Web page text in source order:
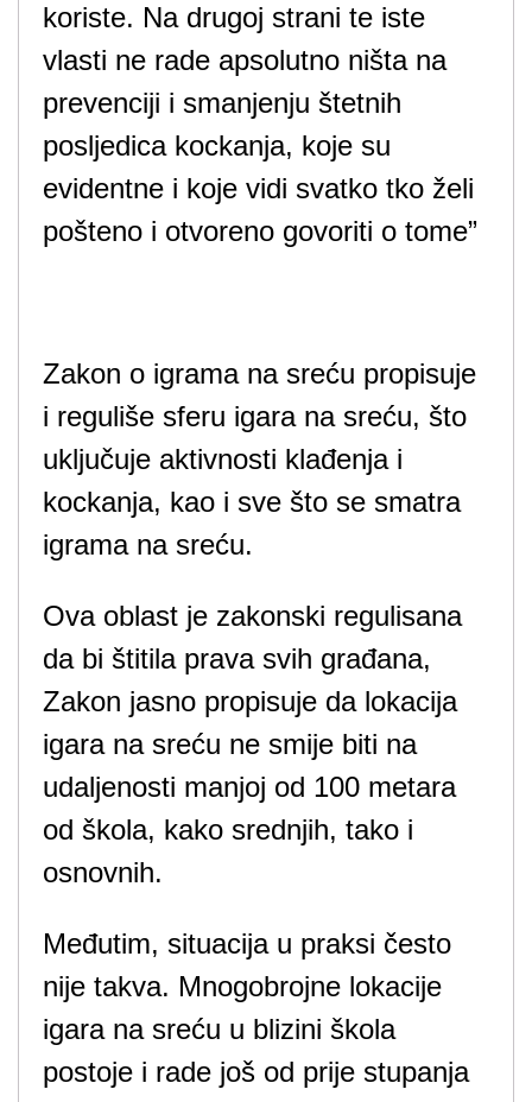
koriste. Na drugoj strani te iste
vlasti ne rade apsolutno ništa na
prevenciji i smanjenju štetnih
posljedica kockanja, koje su
evidentne i koje vidi svatko tko želi
pošteno i otvoreno govoriti o tome”
Zakon o igrama na sreću propisuje
i reguliše sferu igara na sreću, što
uključuje aktivnosti klađenja i
kockanja, kao i sve što se smatra
igrama na sreću.
Ova oblast je zakonski regulisana
da bi štitila prava svih građana,
Zakon jasno propisuje da lokacija
igara na sreću ne smije biti na
udaljenosti manjoj od 100 metara
od škola, kako srednjih, tako i
osnovnih.
Međutim, situacija u praksi često
nije takva. Mnogobrojne lokacije
igara na sreću u blizini škola
postoje i rade još od prije stupanja